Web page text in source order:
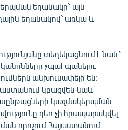
եղանակը` այն
եղանակով` առկա և
տեղեկացնում է նաև՝
չպահպանելու
անխուսափելի են։
կբացվեն նաև
կազմակերպման
դեռ չի հրապարակվել։
որոշում Հայաստանում